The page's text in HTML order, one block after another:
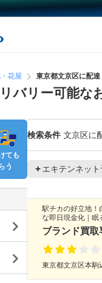
花屋 東京都文京区に配
バリー可能な
検索条件 文京区に
エキテンネット
駅チカの好立地！
な即日現金化｜眠
ブランド買
東京都文京区本駒
ても
らう